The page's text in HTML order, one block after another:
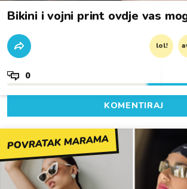
Bikini i vojni print ovdje vas
lol!
0
KOMENTIRAJ
POVRATAK MARAMA